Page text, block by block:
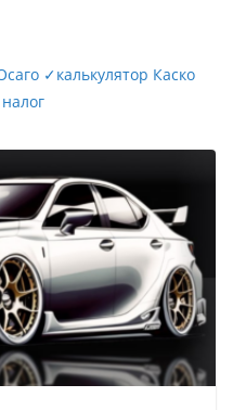
✓калькулятор Каско